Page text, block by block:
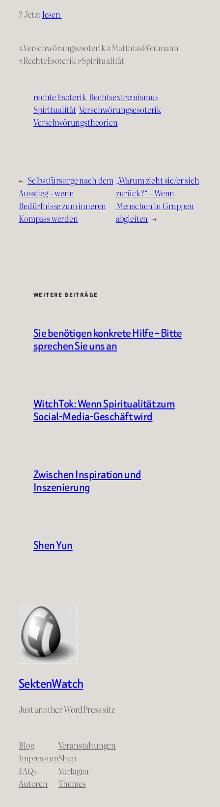
? Jetztlesen
#Verschwörungsesoterik #MatthiasPöhlmann
#RechteEsoterik #Spiritualität
rechte Esoterik Rechtsextremismus
Spiritualität Verschwörungsesoterik
Verschwörungstheorien
← Selbstfürsorge nach dem
Ausstieg – wenn
Bedürfnisse zum inneren
Kompass werden
„Warum zieht sie/er sich
zurück?“ – Wenn
Menschen in Gruppen
abgleiten →
WEITERE BEITRÄGE
Sie benötigen konkrete Hilfe – Bitte
sprechen Sie uns an
WitchTok: Wenn Spiritualität zum
Social-Media-Geschäft wird
Zwischen Inspiration und
Inszenierung
Shen Yun
SektenWatch
Just another WordPress site
Blog
Impressum
FAQs
Autoren
Veranstaltungen
Shop
Vorlagen
Themes